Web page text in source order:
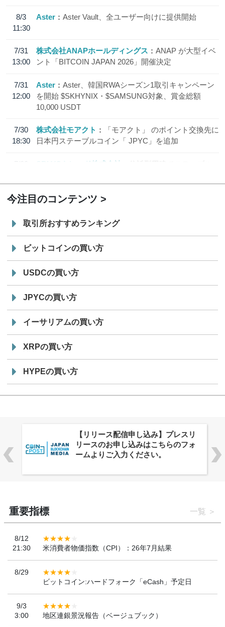
8/3
11:30
Aster Aster Vault、全ユーザー向けに提供開始
7/31
13:00
株式会社ANAPホールディングス
ANAP が大型イベ
ント「BITCOIN JAPAN 2026」開催決定
7/31
12:00
Aster
Aster、韓国RWAシーズン1取引キャンペーン
を開始 $SKHYNIX・$SAMSUNG対象、賞金総額
10,000 USDT
7/30
18:30
株式会社モアクト
「モアクト」 のポイント交換先に
日本円ステーブルコイン「 JPYC」を追加
7/29
SBI VCトレード株式会社
信託型円建てステーブル
今注目のコンテンツ
取引所おすすめランキング
ビットコインの買い方
USDCの買い方
JPYCの買い方
イーサリアムの買い方
XRPの買い方
HYPEの買い方
株式会社PlnX、アジア最大級のグロ
ーバルWeb3カンファレンス
「WebX2026」とのコラボレーショ
重要指標 一覧
8/12
21:30
米消費者物価指数（CPI）：26年7月結果
8/29
ビットコイン:ハードフォーク「eCash」予定日
9/3
3:00
地区連銀景況報告（ベージュブック）